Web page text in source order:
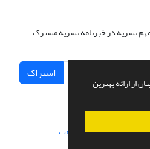
از ارائه بهترین
مهم نشریه در خبرنامه نشریه مشترک
اشتراک
و پیاده سازی از سیناوب